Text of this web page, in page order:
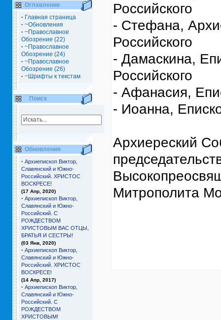
Оглавление
· Главная страница
· ~Обновления
· ~Православное
Обозрение (22)
· ~Православное
Обозрение (24)
· ~Православное
Обозрение (26)
· ~Шрифты к текстам
Поиск
Обновления
· Архиепископ Виктор,
Славянский и Южно-
Российский. ХРИСТОС
ВОСКРЕСЕ!
(17 Апр, 2020)
· Архиепископ Виктор,
Славянский и Южно-
Российский. С
РОЖДЕСТВОМ
ХРИСТОВЫМ ВАС ОТЦЫ,
БРАТЬЯ И СЕCТРЫ!
(03 Янв, 2020)
· Архиепископ Виктор,
Славянский и Южно-
Российский. ХРИСТОС
ВОСКРЕСЕ!
(14 Апр, 2017)
· Архиепископ Виктор,
Славянский и Южно-
Российский. С
РОЖДЕСТВОМ
ХРИСТОВЫМ!
Российского
- Стефана,
Российского
- Дамаскина,
Российского
- Афанасия,
- Иоанна,
Архиереский
Митрополита